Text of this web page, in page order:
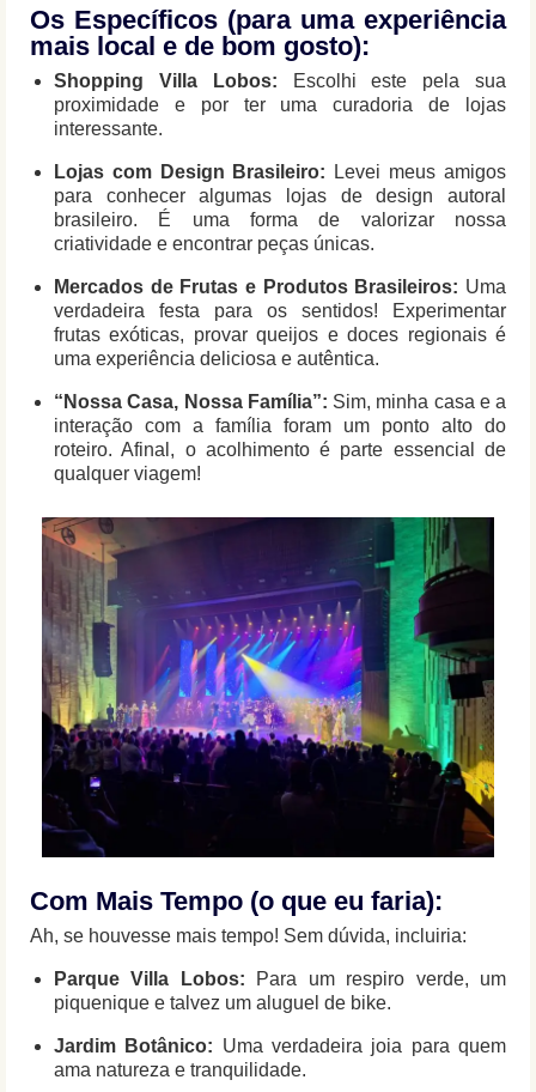
Os Específicos (para uma experiência
mais local e de bom gosto):
Shopping Villa Lobos: Escolhi este pela sua
proximidade e por ter uma curadoria de lojas
interessante.
Lojas com Design Brasileiro: Levei meus amigos
para conhecer algumas lojas de design autoral
brasileiro. É uma forma de valorizar nossa
criatividade e encontrar peças únicas.
Mercados de Frutas e Produtos Brasileiros: Uma
verdadeira festa para os sentidos! Experimentar
frutas exóticas, provar queijos e doces regionais é
uma experiência deliciosa e autêntica.
“Nossa Casa, Nossa Família”: Sim, minha casa e a
interação com a família foram um ponto alto do
roteiro. Afinal, o acolhimento é parte essencial de
qualquer viagem!
Com Mais Tempo (o que eu faria):
Ah, se houvesse mais tempo! Sem dúvida, incluiria:
Parque Villa Lobos: Para um respiro verde, um
piquenique e talvez um aluguel de bike.
Jardim Botânico: Uma verdadeira joia para quem
ama natureza e tranquilidade.